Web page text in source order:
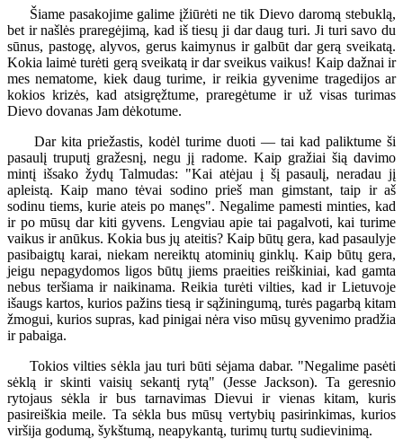
Šiame pasakojime galime įžiūrėti ne tik Dievo daromą stebuklą,
bet ir našlės praregėjimą, kad iš tiesų ji dar daug turi. Ji turi savo du
sūnus, pastogę, alyvos, gerus kaimynus ir galbūt dar gerą sveikatą.
Kokia laimė turėti gerą sveikatą ir dar sveikus vaikus! Kaip dažnai ir
mes nematome, kiek daug turime, ir reikia gyvenime tragedijos ar
kokios krizės, kad atsigręžtume, praregėtume ir už visas turimas
Dievo dovanas Jam dėkotume.
Dar kita priežastis, kodėl turime duoti — tai kad paliktume ši
pasaulį truputį gražesnį, negu jį radome. Kaip gražiai šią davimo
mintį išsako žydų Talmudas: "Kai atėjau į šį pasaulį, neradau jį
apleistą. Kaip mano tėvai sodino prieš man gimstant, taip ir aš
sodinu tiems, kurie ateis po manęs". Negalime pamesti minties, kad
ir po mūsų dar kiti gyvens. Lengviau apie tai pagalvoti, kai turime
vaikus ir anūkus. Kokia bus jų ateitis? Kaip būtų gera, kad pasaulyje
pasibaigtų karai, niekam nereiktų atominių ginklų. Kaip būtų gera,
jeigu nepagydomos ligos būtų jiems praeities reiškiniai, kad gamta
nebus teršiama ir naikinama. Reikia turėti vilties, kad ir Lietuvoje
išaugs kartos, kurios pažins tiesą ir sąžiningumą, turės pagarbą kitam
žmogui, kurios supras, kad pinigai nėra viso mūsų gyvenimo pradžia
ir pabaiga.
Tokios vilties sėkla jau turi būti sėjama dabar. "Negalime pasėti
sėklą ir skinti vaisių sekantį rytą" (Jesse Jackson). Ta geresnio
rytojaus sėkla ir bus tarnavimas Dievui ir vienas kitam, kuris
pasireiškia meile. Ta sėkla bus mūsų vertybių pasirinkimas, kurios
viršija godumą, šykštumą, neapykantą, turimų turtų sudievinimą.